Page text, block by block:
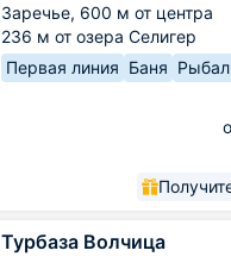
Заречье, 600 м от центра
236 м от озера Селигер
Первая линия Баня
Турбаза Волчица